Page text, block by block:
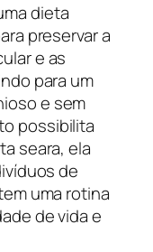
dieta
preservar a
e as
para um
e sem
possibilita
seara, ela
de
uma rotina
de vida e